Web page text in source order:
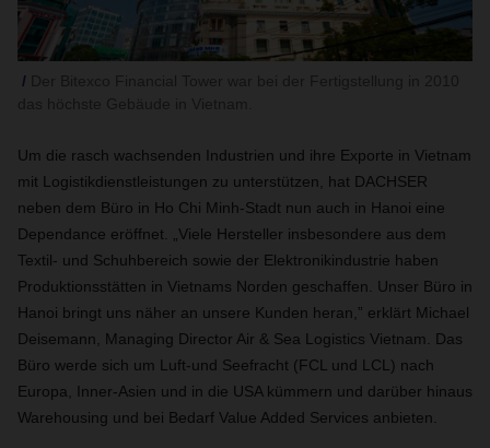
Um die rasch wachsenden Industrien und ihre Exporte in Vietnam
mit Logistikdienstleistungen zu unterstützen, hat DACHSER
neben dem Büro in Ho Chi Minh-Stadt nun auch in Hanoi eine
Dependance eröffnet. „Viele Hersteller insbesondere aus dem
Textil- und Schuhbereich sowie der Elektronikindustrie haben
Produktionsstätten in Vietnams Norden geschaffen. Unser Büro in
Hanoi bringt uns näher an unsere Kunden heran,” erklärt Michael
Deisemann, Managing Director Air & Sea Logistics Vietnam. Das
Büro werde sich um Luft-und Seefracht (FCL und LCL) nach
Europa, Inner-Asien und in die USA kümmern und darüber hinaus
Warehousing und bei Bedarf Value Added Services anbieten.